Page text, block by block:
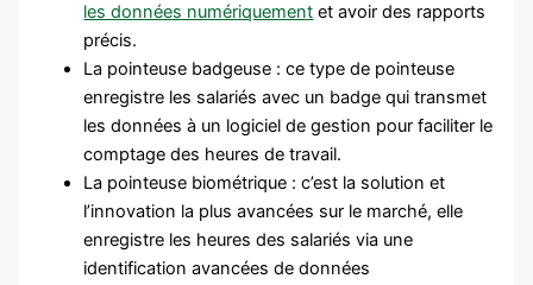
les données numériquement et avoir des rapports
précis.
La pointeuse badgeuse : ce type de pointeuse
enregistre les salariés avec un badge qui transmet
les données à un logiciel de gestion pour faciliter le
comptage des heures de travail.
La pointeuse biométrique : c’est la solution et
l’innovation la plus avancées sur le marché, elle
enregistre les heures des salariés via une
identification avancées de données